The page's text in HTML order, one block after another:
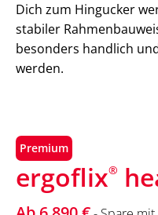
Premium
ergoflix®
Dich zum Hingucker
stabiler
besonders handlich
werden.